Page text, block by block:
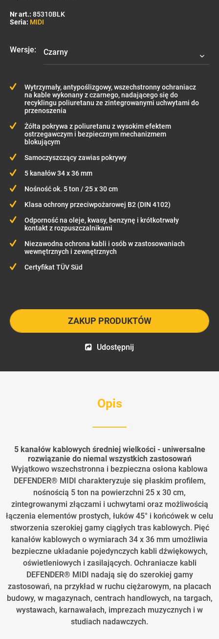
Nr art.: 85310BLK
Seria: MIDI
Wersje:
Wytrzymały, antypoślizgowy, wszechstronny ochraniacz
na kable wykonany z czarnego, nadającego się do
recyklingu poliuretanu ze zintegrowanymi uchwytami do
przenoszenia
Żółta pokrywa z poliuretanu z wysokim efektem
ostrzegawczym i bezpiecznym mechanizmem
blokującym
Samoczyszczący zawias pokrywy
5 kanałów 34 x 36 mm
Nośność ok. 5 ton / 25 x 30 cm
Klasa ochrony przeciwpożarowej B2 (DIN 4102)
Odporność na oleje, kwasy, benzynę i krótkotrwały
kontakt z rozpuszczalnikami
Niezawodna ochrona kabli i osób w zastosowaniach
wewnętrznych i zewnętrznych
Certyfikat TÜV Süd
ZAKUP PRODUKTÓW
Udostępnij
Opis
5 kanałów kablowych średniej wielkości - uniwersalne
rozwiązanie do niemal wszystkich zastosowań
Wyjątkowo wszechstronna i bezpieczna osłona kablowa
DEFENDER® MIDI charakteryzuje się płaskim profilem,
nośnością 5 ton na powierzchni 25 x 30 cm,
zintegrowanymi złączami i uchwytami oraz możliwością
łączenia elementów prostych, łuków 45° i końcówek w celu
stworzenia szerokiej gamy ciągłych tras kablowych. Pięć
kanałów kablowych o wymiarach 34 x 36 mm umożliwia
bezpieczne układanie pojedynczych kabli dźwiękowych,
oświetleniowych i zasilających. Ochraniacze kabli
DEFENDER® MIDI nadają się do szerokiej gamy
zastosowań, na przykład w ruchu ciężarowym, na placach
budowy, w magazynach, centrach handlowych, na targach,
wystawach, karnawałach, imprezach muzycznych i w
studiach nadawczych.